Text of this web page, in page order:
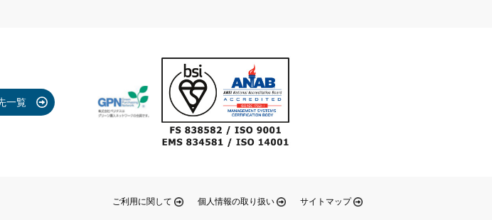
一覧
ご利用に関して 個人情報の取り扱い サイトマップ